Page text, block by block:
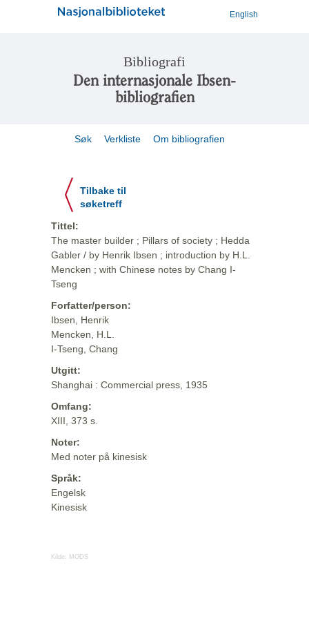
English
Bibliografi
Den internasjonale Ibsen-
bibliografien
Søk Verkliste Om bibliografien
Tilbake til
søketreff
Tittel:
The master builder ; Pillars of society ; Hedda
Gabler / by Henrik Ibsen ; introduction by H.L.
Mencken ; with Chinese notes by Chang I-
Tseng
Forfatter/person:
Ibsen, Henrik
Mencken, H.L.
I-Tseng, Chang
Utgitt:
Shanghai : Commercial press, 1935
Omfang:
XIII, 373 s.
Noter:
Med noter på kinesisk
Språk:
Engelsk
Kinesisk
Kilde: MODS